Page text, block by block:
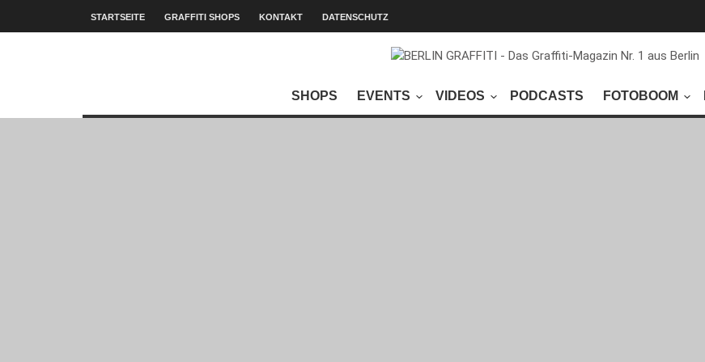
STARTSEITE GRAFFITI SHOPS KONTAKT DATENSCHUTZ
SHOPS EVENTS VIDEOS PODCASTS FOTOBOOM